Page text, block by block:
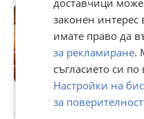
79
156
Не се
гр.
законен интерес
имате право да
за рекламиране.
съгласието си
Настройки на
за поверителност